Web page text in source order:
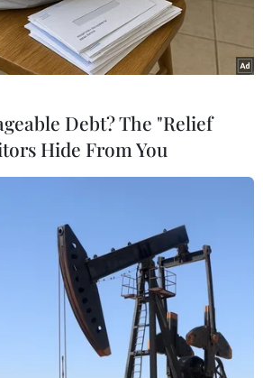
minh họa. (Nguồn: TTXVN)
dục và Đào tạo đã công bố
môn Ngữ văn của kỳ thi
Quốc gia 2019, bao gồm
chính thức và đề thi dự bị.
Debt? The "Relief
Hide From You